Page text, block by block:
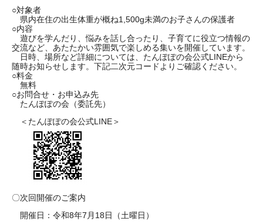
○対象者
県内在住の出生体重が概ね1,500g未満のお子さんの保護者
○内容
遊びを学んだり、悩みを話し合ったり、子育てに役立つ情報の
交流など、あたたかい雰囲気で楽しめる集いを開催しています。
日時、場所など詳細については、たんぽぽの会公式LINEから
随時お知らせします。下記二次元コードよりご確認ください。
○料金
無料
○お問合せ・お申込み先
たんぽぽの会（委託先）
＜たんぽぽの会公式LINE＞
〇次回開催のご案内
開催日：令和8年7月18日（土曜日）